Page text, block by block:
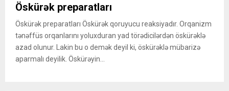
Öskürək preparatları
Öskürək preparatları Öskürək qoruyucu reaksiyadır. Orqanizm
tənəffüs orqanlarını yoluxduran yad törədicilərdən öskürəklə
azad olunur. Lakin bu o demək deyil ki, öskürəklə mübarizə
aparmalı deyilik. Öskürəyin...